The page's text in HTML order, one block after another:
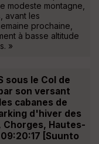
modeste montagne,
avant les
prochaine,
à basse altitude
»
sous le Col de
son versant
cabanes de
d'hiver des
Chorges, Hautes-
[Suunto